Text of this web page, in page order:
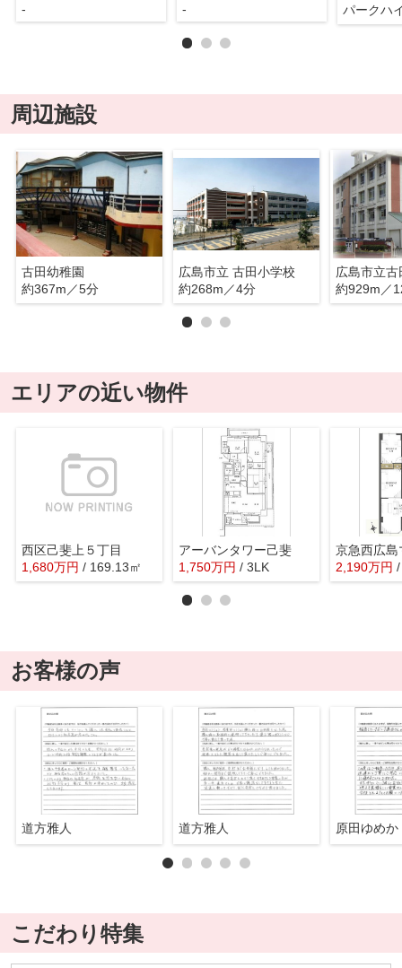
- - パークハ
周辺施設
古田幼稚園
約367m／5分
広島市立 古田小学校
約268m／4分
広島市立古
約929m／
エリアの近い物件
西区己斐上５丁目
1,680万円 / 169.13㎡
アーバンタワー己斐
1,750万円 / 3LK
京急西広島
2,190万円
お客様の声
道方雅人 道方雅人 原田ゆめか
こだわり特集